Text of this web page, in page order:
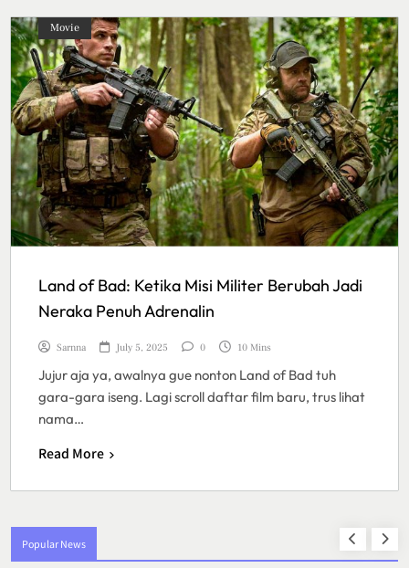
Movie
Land of Bad: Ketika Misi Militer Berubah Jadi
Neraka Penuh Adrenalin
Sarnna July 5, 2025 0 10 Mins
Jujur aja ya, awalnya gue nonton Land of Bad tuh
gara-gara iseng. Lagi scroll daftar film baru, trus lihat
nama…
Read More
Popular News